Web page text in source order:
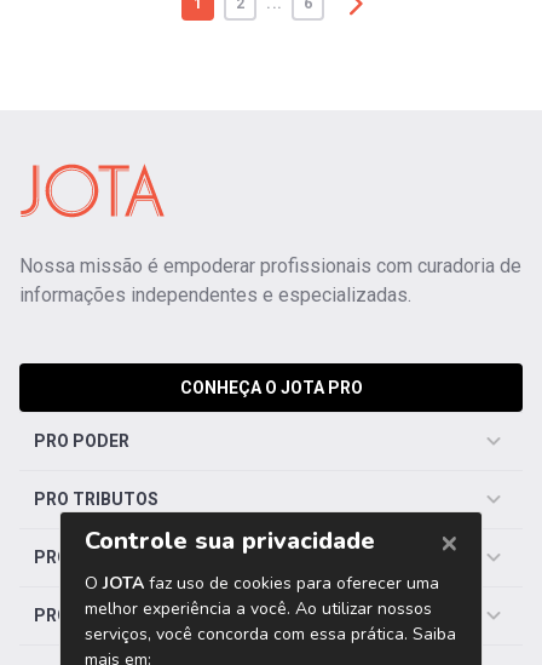
1 2 ... 6
Nossa missão é empoderar profissionais com curadoria de
informações independentes e especializadas.
CONHEÇA O JOTA PRO
PRO PODER
PRO TRIBUTOS
PRO TRABALHISTA
PRO SAÚDE